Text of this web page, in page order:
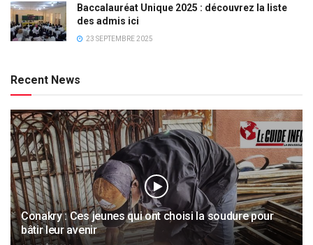
Baccalauréat Unique 2025 : découvrez la liste
des admis ici
23 SEPTEMBRE 2025
Recent News
Conakry : Ces jeunes qui ont choisi la soudure pour
bâtir leur avenir